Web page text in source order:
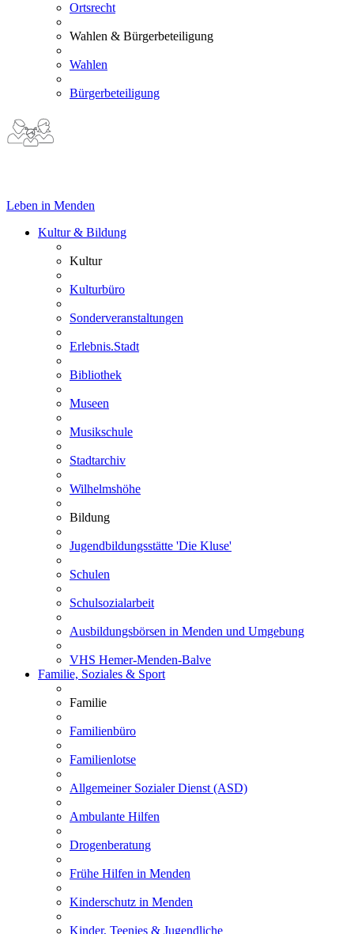
Ortsrecht
Wahlen & Bürgerbeteiligung
Wahlen
Bürgerbeteiligung
Leben in Menden
Kultur & Bildung
Kultur
Kulturbüro
Sonderveranstaltungen
Erlebnis.Stadt
Bibliothek
Museen
Musikschule
Stadtarchiv
Wilhelmshöhe
Bildung
Jugendbildungsstätte 'Die Kluse'
Schulen
Schulsozialarbeit
Ausbildungsbörsen in Menden und Umgebung
VHS Hemer-Menden-Balve
Familie, Soziales & Sport
Familie
Familienbüro
Familienlotse
Allgemeiner Sozialer Dienst (ASD)
Ambulante Hilfen
Drogenberatung
Frühe Hilfen in Menden
Kinderschutz in Menden
Kinder, Teenies & Jugendliche